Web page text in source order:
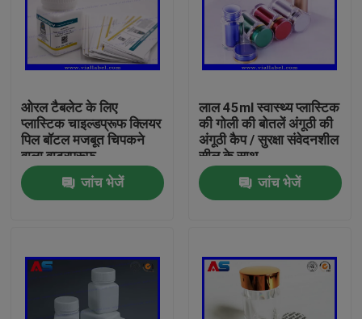
उत्पादों
हमारे बारे में
ओरल टैबलेट के लिए
प्लास्टिक चाइल्डप्रूफ क्लियर
पिल बॉटल मजबूत चिपकने
वाला वाटरप्रूफ
जांच भेजें
लाल 45ml स्वास्थ्य प्लास्टिक
की गोली की बोतलें अंगूठी की
अंगूठी कैप / सुरक्षा संवेदनशील
सील के साथ
जांच भेजें